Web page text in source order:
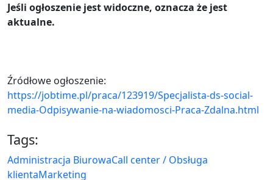
Jeśli ogłoszenie jest widoczne, oznacza że jest
aktualne.
Źródłowe ogłoszenie:
https://jobtime.pl/praca/123919/Specjalista-ds-social-
media-Odpisywanie-na-wiadomosci-Praca-Zdalna.html
Tags:
Administracja BiurowaCall center / Obsługa
klientaMarketing